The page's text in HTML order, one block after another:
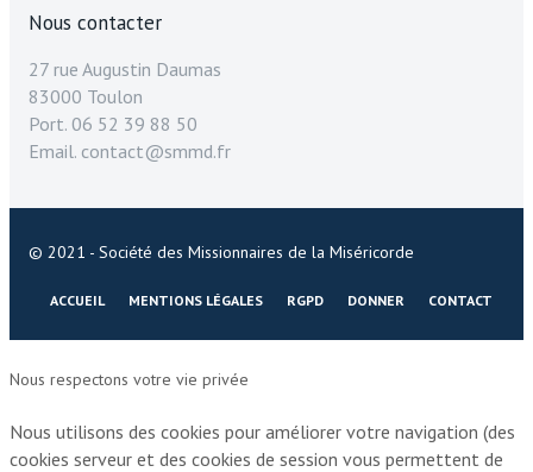
Nous contacter
27 rue Augustin Daumas
83000 Toulon
Port. 06 52 39 88 50
Email. contact@smmd.fr
© 2021 - Société des Missionnaires de la Miséricorde
ACCUEIL MENTIONS LÉGALES RGPD DONNER CONTACT
Nous respectons votre vie privée
Nous utilisons des cookies pour améliorer votre navigation (des
cookies serveur et des cookies de session vous permettent de